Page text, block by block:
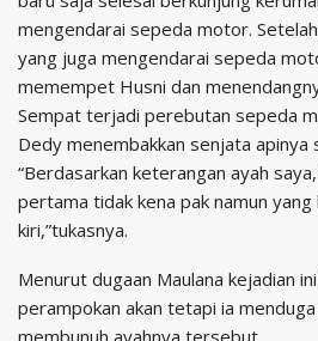
mengendarai sepeda motor.
yang juga mengendarai sepeda
memempet Husni dan
Sempat terjadi perebutan sepeda
Dedy menembakkan senjata apinya
“Berdasarkan keterangan ayah
pertama tidak kena pak namun yang
kiri,”tukasnya.‎
Menurut dugaan Maulana kejadian
perampokan akan tetapi ia
membunuh ayahnya tersebut.